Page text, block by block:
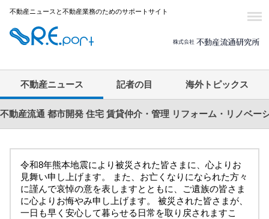
不動産ニュースと不動産業務のためのサポートサイト
不動産ニュース 記者の目 海外トピックス
不動産流通 都市開発 住宅 賃貸仲介・管理 リフォーム・リノベー
令和8年熊本地震により被災された皆さまに、心よりお
見舞い申し上げます。 また、お亡くなりになられた方々
に謹んで哀悼の意を表しますとともに、ご遺族の皆さま
に心よりお悔やみ申し上げます。 被災された皆さまが、
一日も早く安心して暮らせる日常を取り戻されますこ